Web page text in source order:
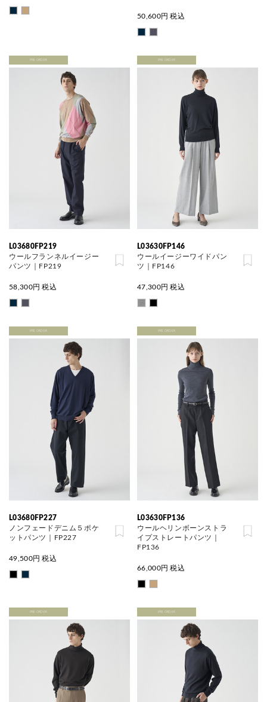
50,600円 税込
PRE ORDER
L03680FP219
ウールフランネルイージー
パンツ｜FP219
58,300円 税込
PRE ORDER
L03630FP146
ウールイージーワイドパン
ツ｜FP146
47,300円 税込
PRE ORDER
L03680FP227
ノンフェードデニム５ポケ
ットパンツ｜FP227
49,500円 税込
PRE ORDER
L03630FP136
ウールヘリンボーンストラ
イプストレートパンツ｜
FP136
66,000円 税込
PRE ORDER PRE ORDER